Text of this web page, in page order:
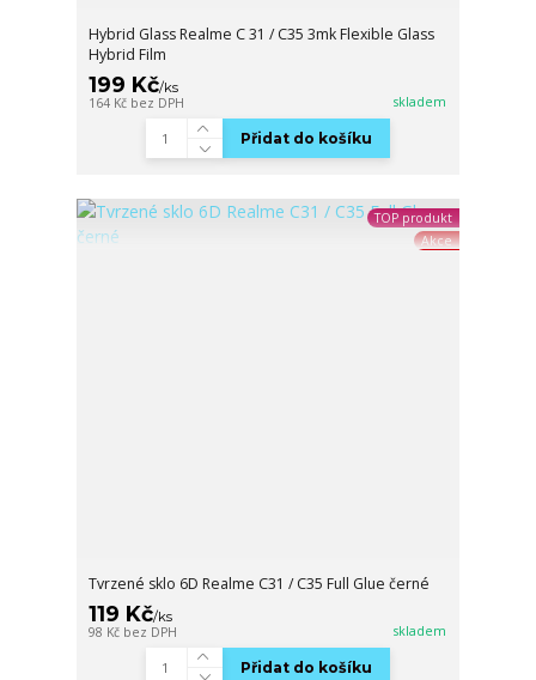
Hybrid Glass Realme C 31 / C35 3mk Flexible Glass
Hybrid Film
199 Kč/ks
164 Kč bez DPH skladem
Přidat do košíku
TOP produkt
Akce
Tvrzené sklo 6D Realme C31 / C35 Full Glue černé
119 Kč/ks
98 Kč bez DPH skladem
Přidat do košíku